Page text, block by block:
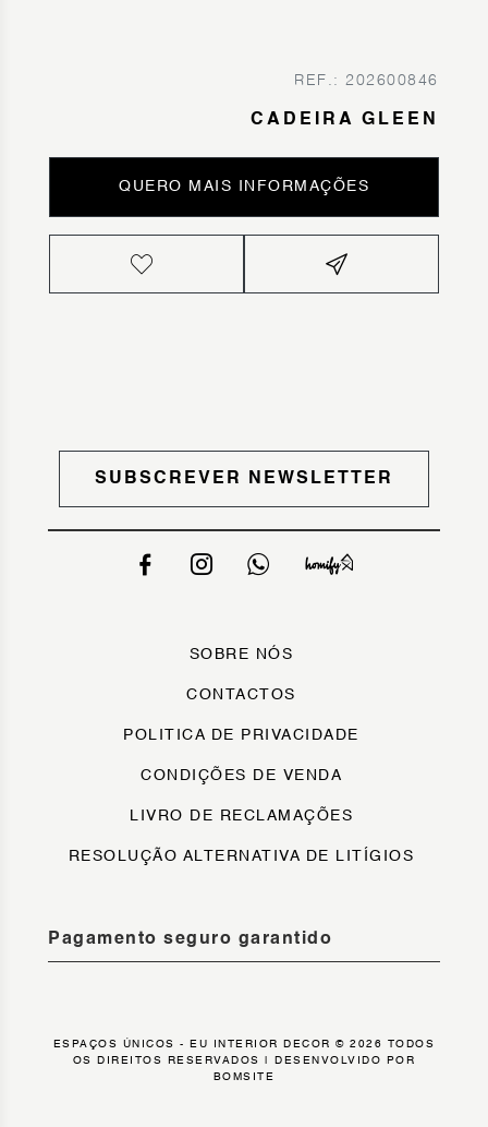
REF.: 202600846
CADEIRA GLEEN
QUERO MAIS INFORMAÇÕES
SUBSCREVER NEWSLETTER
SOBRE NÓS
CONTACTOS
POLITICA DE PRIVACIDADE
CONDIÇÕES DE VENDA
LIVRO DE RECLAMAÇÕES
RESOLUÇÃO ALTERNATIVA DE LITÍGIOS
Pagamento seguro garantido
ESPAÇOS ÚNICOS - EU INTERIOR DECOR © 2026 TODOS
OS DIREITOS RESERVADOS | DESENVOLVIDO POR
BOMSITE